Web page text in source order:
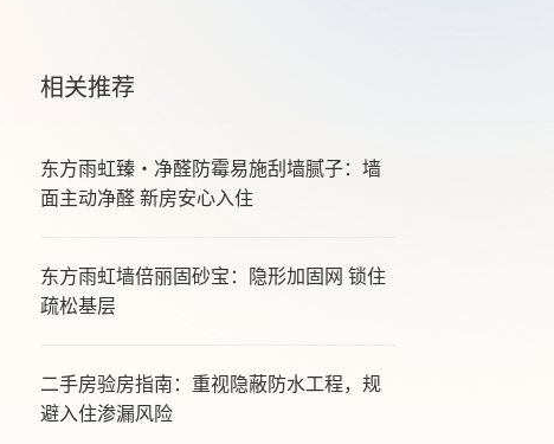
相关推荐
东方雨虹臻・净醛防霉易施刮墙腻子：墙
面主动净醛 新房安心入住
东方雨虹墙倍丽固砂宝：隐形加固网 锁住
疏松基层
二手房验房指南：重视隐蔽防水工程，规
避入住渗漏风险